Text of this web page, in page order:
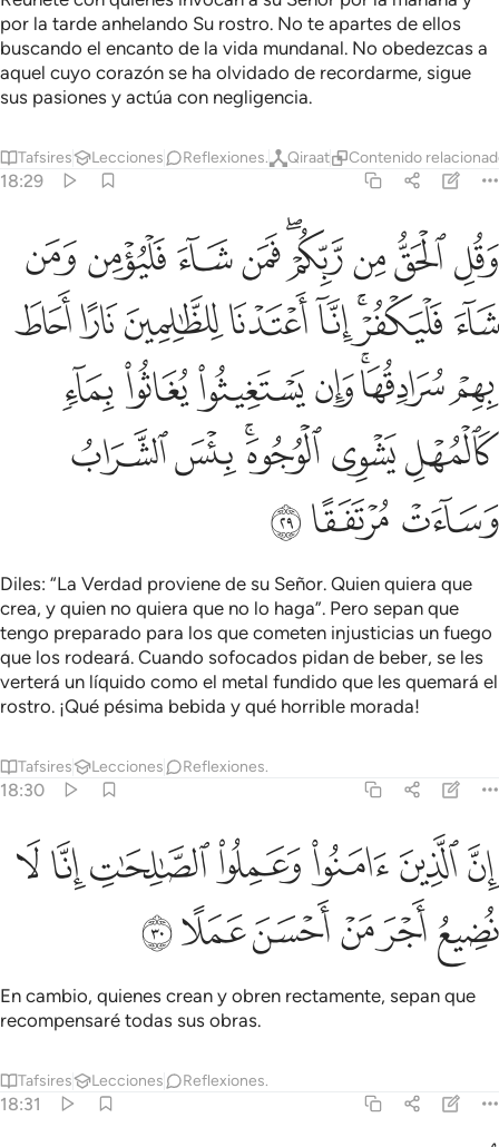
por la tarde anhelando Su rostro. No te apartes de ellos
buscando el encanto de la vida mundanal. No obedezcas a
aquel cuyo corazón se ha olvidado de recordarme, sigue
sus pasiones y actúa con negligencia.
Tafsires Lecciones Reflexiones. Qiraat Contenido
18:29
وقل الحق من ربكم فمن شاء فليومن ومن شاء فليكفر انا اعتدنا
وَقُلِ ٱلْحَقُّ مِن رَّبِّكُمْ ۖ فَمَن شَآءَ فَلْيُؤْمِن وَمَن شَآءَ فَلْيَكْفُرْ ۚ إِنَّآ أَعْتَدْنَا
ﱢﱣﱤﱥﱦﱧﱨﱩﱪ
ﱫﱬﱭﱮﱯﱰﱱﱲ
ﱳﱴﱵﱶﱷﱸﱹ
ﱺﱻﱼﱽﱾﱿ
ﲀ ﲁﲂ
Diles: “La Verdad proviene de su Señor. Quien quiera que
crea, y quien no quiera que no lo haga”. Pero sepan que
tengo preparado para los que cometen injusticias un fuego
que los rodeará. Cuando sofocados pidan de beber, se les
verterá un líquido como el metal fundido que les quemará el
rostro. ¡Qué pésima bebida y qué horrible morada!
Tafsires Lecciones Reflexiones.
18:30
ان الذين امنوا وعملوا الصالحات انا لا نضيع اجر من احسن عملا ٣٠
إِنَّ ٱلَّذِينَ ءَامَنُوا۟ وَعَمِلُوا۟ ٱلصَّـٰلِحَـٰتِ إِنَّا لَا نُضِيعُ أَجْرَ مَنْ أَحْسَنَ عَمَلًا
ﲃﲄﲅﲆﲇﲈﲉ
ﲊﲋﲌﲍﲎﲏ
En cambio, quienes crean y obren rectamente, sepan que
recompensaré todas sus obras.
Tafsires Lecciones Reflexiones.
18:31